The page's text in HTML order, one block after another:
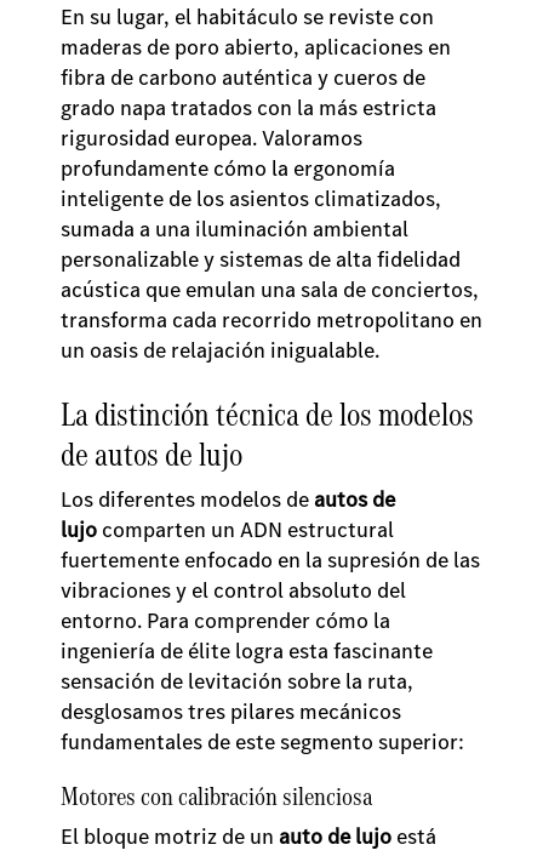
En su lugar, el habitáculo se reviste con
maderas de poro abierto, aplicaciones en
fibra de carbono auténtica y cueros de
grado napa tratados con la más estricta
rigurosidad europea. Valoramos
profundamente cómo la ergonomía
inteligente de los asientos climatizados,
sumada a una iluminación ambiental
personalizable y sistemas de alta fidelidad
acústica que emulan una sala de conciertos,
transforma cada recorrido metropolitano en
un oasis de relajación inigualable.
La distinción técnica de los modelos
de autos de lujo
Los diferentes modelos de autos de
lujo comparten un ADN estructural
fuertemente enfocado en la supresión de las
vibraciones y el control absoluto del
entorno. Para comprender cómo la
ingeniería de élite logra esta fascinante
sensación de levitación sobre la ruta,
desglosamos tres pilares mecánicos
fundamentales de este segmento superior:
Motores con calibración silenciosa
El bloque motriz de un auto de lujo está